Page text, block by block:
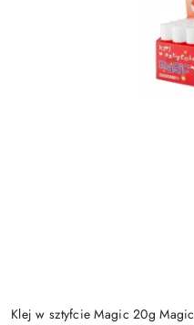
Klej w sztyfcie Magic 20g Magic